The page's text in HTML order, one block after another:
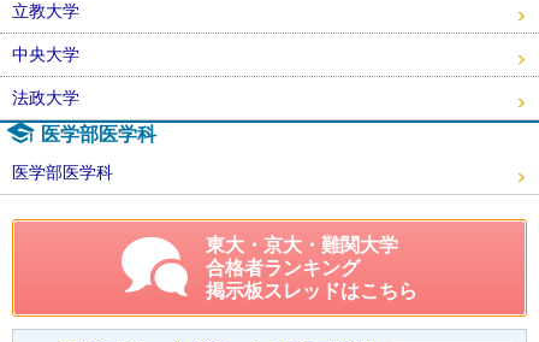
立教大学
中央大学
法政大学
医学部医学科
医学部医学科
東大・京大・難関大学
合格者ランキング
掲示板スレッドはこちら